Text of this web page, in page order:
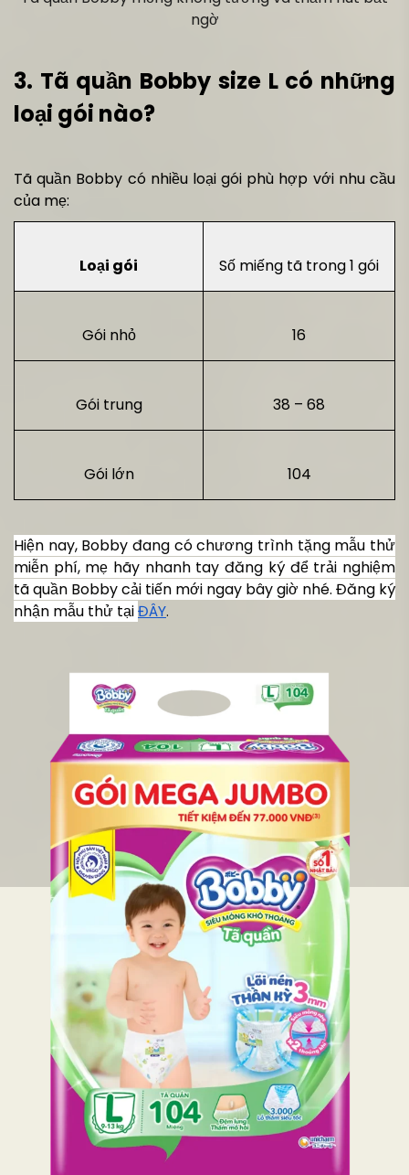
ngờ
3. Tã quần Bobby size L có những
loại gói nào?
Tã quần Bobby có nhiều loại gói phù hợp với nhu cầu
của mẹ:
Loại gói Số miếng tã trong 1 gói
Gói nhỏ 16
Gói trung 38 – 68
Gói lớn 104
Hiện nay, Bobby đang có chương trình tặng mẫu thử
miễn phí, mẹ hãy nhanh tay đăng ký để trải nghiệm
tã quần Bobby cải tiến mới ngay bây giờ nhé. Đăng ký
nhận mẫu thử tạiĐÂY.